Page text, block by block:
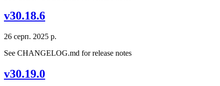
v30.18.6
26 серп. 2025 р.
See CHANGELOG.md for release notes
v30.19.0